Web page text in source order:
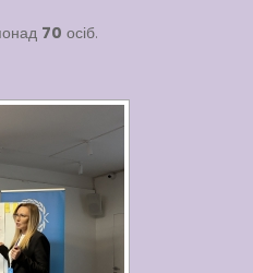
70 осіб.